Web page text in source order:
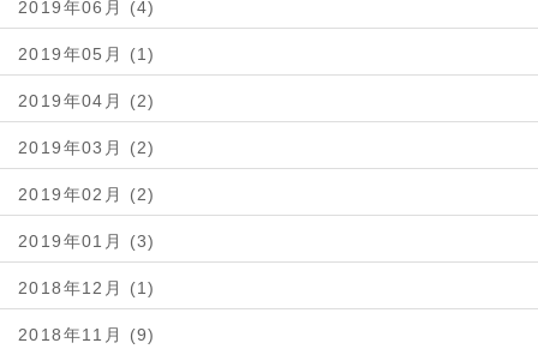
2019年06月 (4)
2019年05月 (1)
2019年04月 (2)
2019年03月 (2)
2019年02月 (2)
2019年01月 (3)
2018年12月 (1)
2018年11月 (9)